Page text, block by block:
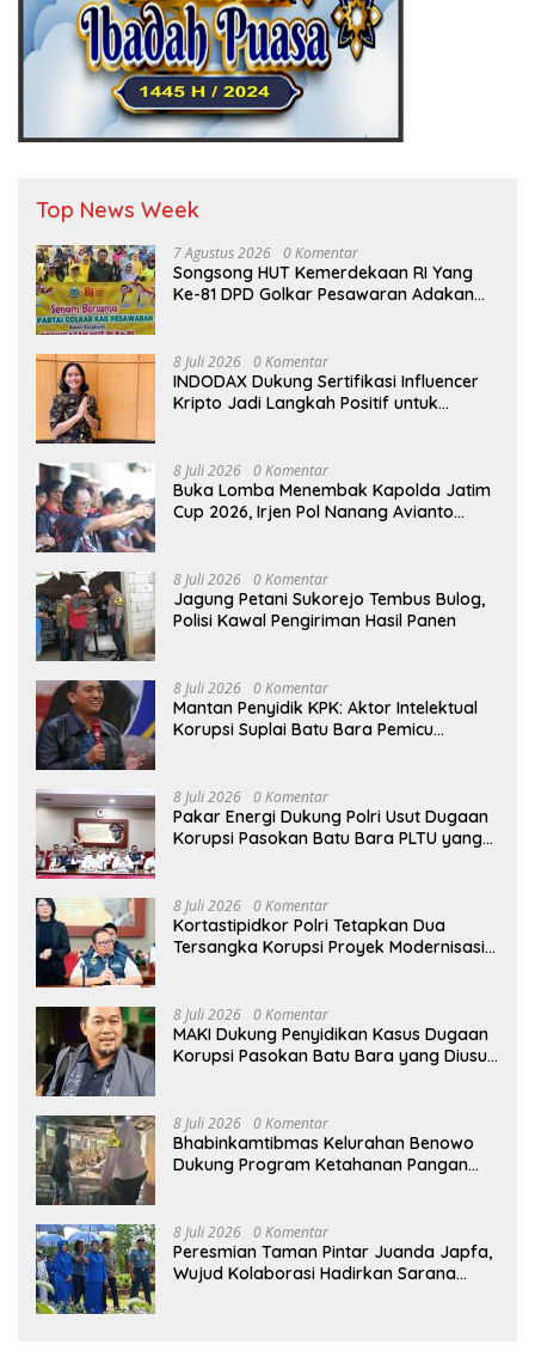
Top News Week
7 Agustus 2026 0 Komentar
Songsong HUT Kemerdekaan RI Yang
Ke-81 DPD Golkar Pesawaran Adakan
8 Juli 2026 0 Komentar
INDODAX Dukung Sertifikasi Influencer
Kripto Jadi Langkah Positif untuk
8 Juli 2026 0 Komentar
Buka Lomba Menembak Kapolda Jatim
Cup 2026, Irjen Pol Nanang Avianto
8 Juli 2026 0 Komentar
Jagung Petani Sukorejo Tembus Bulog,
Polisi Kawal Pengiriman Hasil Panen
8 Juli 2026 0 Komentar
Mantan Penyidik KPK: Aktor Intelektual
Korupsi Suplai Batu Bara Pemicu
8 Juli 2026 0 Komentar
Pakar Energi Dukung Polri Usut Dugaan
Korupsi Pasokan Batu Bara PLTU yang
8 Juli 2026 0 Komentar
Kortastipidkor Polri Tetapkan Dua
Tersangka Korupsi Proyek Modernisasi
8 Juli 2026 0 Komentar
MAKI Dukung Penyidikan Kasus Dugaan
Korupsi Pasokan Batu Bara yang Diusut
8 Juli 2026 0 Komentar
Bhabinkamtibmas Kelurahan Benowo
Dukung Program Ketahanan Pangan
8 Juli 2026 0 Komentar
Peresmian Taman Pintar Juanda Japfa,
Wujud Kolaborasi Hadirkan Sarana